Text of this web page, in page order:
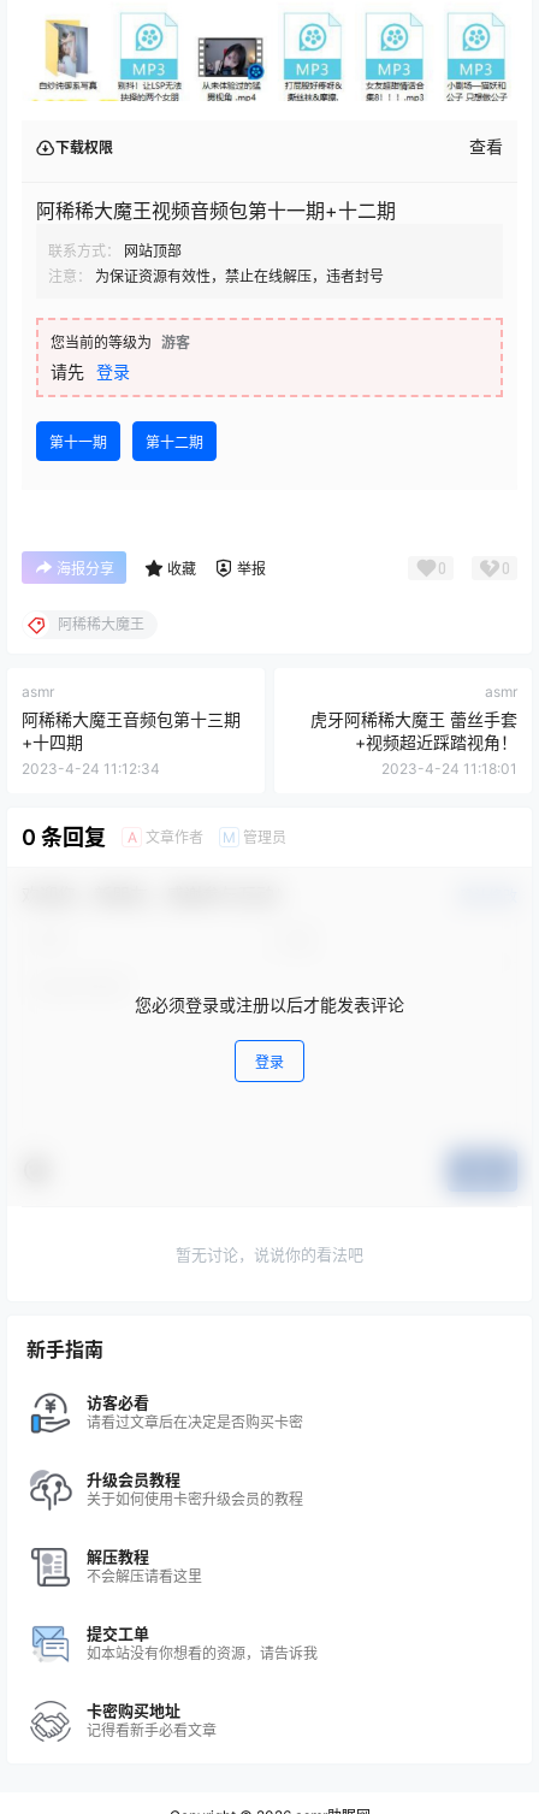
下载权限 查看
阿稀稀大魔王视频音频包第十一期+十二期
联系方式：
网站顶部
注意：
为保证资源有效性，禁止在线解压，违者封号
您当前的等级为 游客
请先 登录
第十一期 第十二期
海报分享 收藏 举报 0 0
阿稀稀大魔王
asmr
阿稀稀大魔王音频包第十三期
+十四期
2023-4-24 11:12:34
asmr
虎牙阿稀稀大魔王 蕾丝手套
+视频超近踩踏视角！
2023-4-24 11:18:01
0 条回复 A 文章作者 M 管理员
您必须登录或注册以后才能发表评论
登录
暂无讨论，说说你的看法吧
新手指南
访客必看
请看过文章后在决定是否购买卡密
升级会员教程
关于如何使用卡密升级会员的教程
解压教程
不会解压请看这里
提交工单
如本站没有你想看的资源，请告诉我
卡密购买地址
记得看新手必看文章